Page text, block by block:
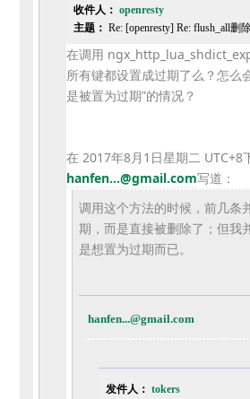
收件人： openresty
主题： Re: [openresty] Re: flush_all删
在调用
所有键都设置成过期了么？怎么
是被置为过期”的情况？
在 2017年8月1日星期二 UTC+8
hanfen...@gmail.com写道：
调用这个方法的时候，前几条
期， 而是直接被删除了；但我
是想置为过期而已。
hanfen...@gmail.com
发件人： tokers